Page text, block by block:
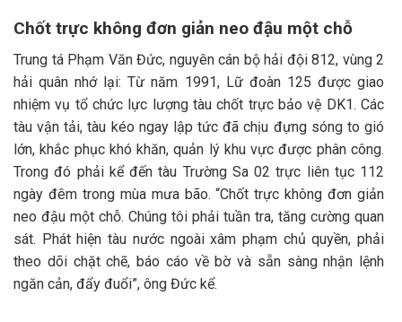
Chốt trực không đơn giản neo đậu một chỗ
Trung tá Phạm Văn Đức, nguyên cán bộ hải đội 812, vùng 2
hải quân nhớ lại: Từ năm 1991, Lữ đoàn 125 được giao
nhiệm vụ tổ chức lực lượng tàu chốt trực bảo vệ DK1. Các
tàu vận tải, tàu kéo ngay lập tức đã chịu đựng sóng to gió
lớn, khắc phục khó khăn, quản lý khu vực được phân công.
Trong đó phải kể đến tàu Trường Sa 02 trực liên tục 112
ngày đêm trong mùa mưa bão. “Chốt trực không đơn giản
neo đậu một chỗ. Chúng tôi phải tuần tra, tăng cường quan
sát. Phát hiện tàu nước ngoài xâm phạm chủ quyền, phải
theo dõi chặt chẽ, báo cáo về bờ và sẵn sàng nhận lệnh
ngăn cản, đẩy đuổi”, ông Đức kể.